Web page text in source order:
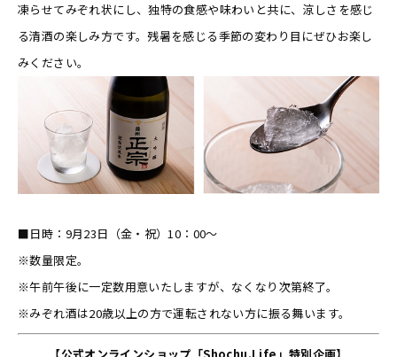
凍らせてみぞれ状にし、独特の食感や味わいと共に、涼しさを感じ
る清酒の楽しみ方です。残暑を感じる季節の変わり目にぜひお楽し
みください。
■日時：9月23日（金・祝）10：00～
※数量限定。
※午前午後に一定数用意いたしますが、なくなり次第終了。
※みぞれ酒は20歳以上の方で運転されない方に振る舞います。